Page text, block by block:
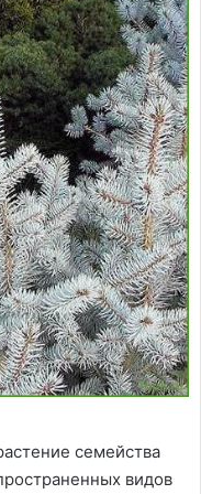
семейства
видов